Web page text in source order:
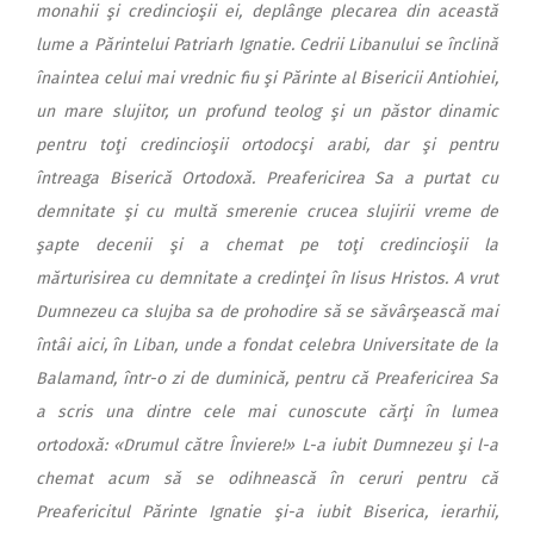
monahii şi credincioşii ei, deplânge plecarea din această
lume a Părintelui Patriarh Ignatie. Cedrii Libanului se înclină
înaintea celui mai vrednic fiu şi Părinte al Bisericii Antiohiei,
un mare slujitor, un profund teolog şi un păstor dinamic
pentru toţi credincioşii ortodocşi arabi, dar şi pentru
întreaga Biserică Ortodoxă. Preafericirea Sa a purtat cu
demnitate şi cu multă smerenie crucea slujirii vreme de
şapte decenii şi a chemat pe toţi credincioşii la
mărturisirea cu demnitate a credinţei în Iisus Hristos. A vrut
Dumnezeu ca slujba sa de prohodire să se săvârşească mai
întâi aici, în Liban, unde a fondat celebra Universitate de la
Balamand, într-o zi de duminică, pentru că Preafericirea Sa
a scris una dintre cele mai cunoscute cărţi în lumea
ortodoxă: «Drumul către Înviere!» L-a iubit Dumnezeu şi l-a
chemat acum să se odihnească în ceruri pentru că
Preafericitul Părinte Ignatie şi-a iubit Biserica, ierarhii,